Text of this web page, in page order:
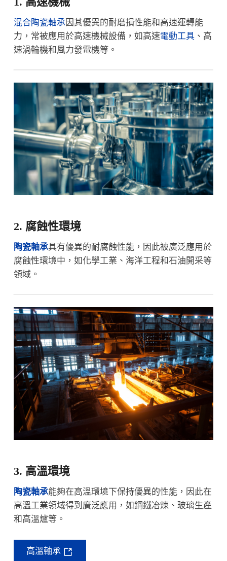
混合陶瓷軸承因其優異的耐磨損性能和高速運轉能
力，常被應用於高速機械設備，如高速電動工具、高
速渦輪機和風力發電機等。
2. 腐蝕性環境
陶瓷軸承具有優異的耐腐蝕性能，因此被廣泛應用於
腐蝕性環境中，如化學工業、海洋工程和石油開采等
領域。
3. 高溫環境
陶瓷軸承能夠在高溫環境下保持優異的性能，因此在
高溫工業領域得到廣泛應用，如鋼鐵冶煉、玻璃生產
和高溫爐等。
高溫軸承